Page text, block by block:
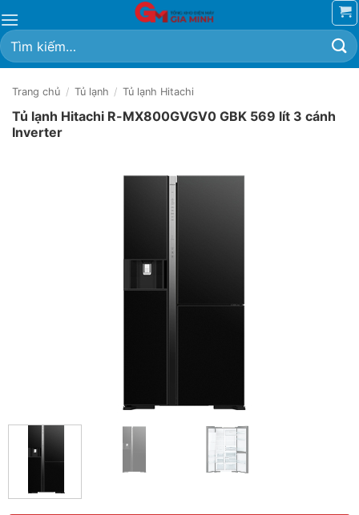
qua
nội
dung
Tìm
kiếm:
Trang chủ / Tủ lạnh / Tủ lạnh Hitachi
Tủ lạnh Hitachi R-MX800GVGV0 GBK 569 lít 3 cánh
Inverter